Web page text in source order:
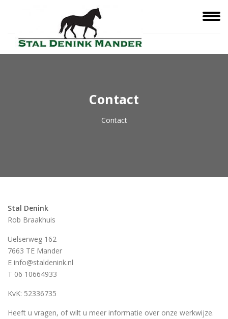
Contact
Contact
Stal Denink
Rob Braakhuis
Uelserweg 162
7663 TE Mander
E info@staldenink.nl
T 06 10664933
KvK: 52336735
Heeft u vragen, of wilt u meer informatie over onze werkwijze.